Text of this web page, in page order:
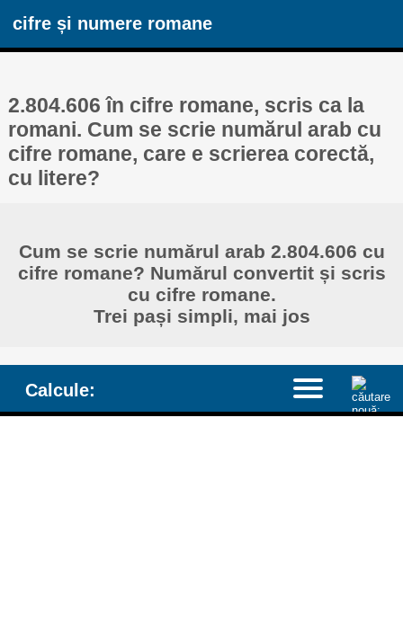
cifre și numere romane
2.804.606 în cifre romane, scris ca la
romani. Cum se scrie numărul arab cu
cifre romane, care e scrierea corectă,
cu litere?
Cum se scrie numărul arab 2.804.606 cu
cifre romane? Numărul convertit și scris
cu cifre romane.
Trei pași simpli, mai jos
Calcule: